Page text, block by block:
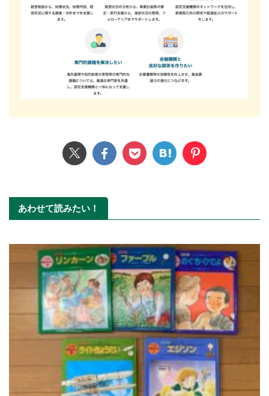
あわせて読みたい！